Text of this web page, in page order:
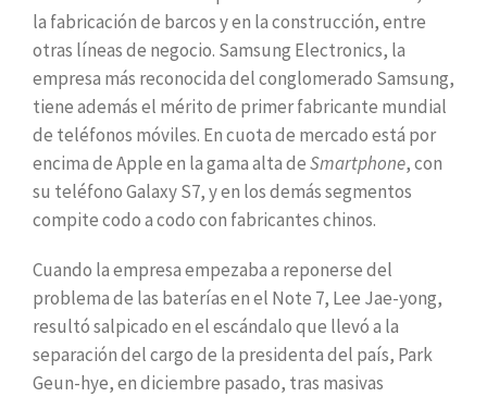
la fabricación de barcos y en la construcción, entre
otras líneas de negocio. Samsung Electronics, la
empresa más reconocida del conglomerado Samsung,
tiene además el mérito de primer fabricante mundial
de teléfonos móviles. En cuota de mercado está por
encima de Apple en la gama alta deSmartphone, con
su teléfono Galaxy S7, y en los demás segmentos
compite codo a codo con fabricantes chinos.
Cuando la empresa empezaba a reponerse del
problema de las baterías en el Note 7, Lee Jae-yong,
resultó salpicado en el escándalo que llevó a la
separación del cargo de la presidenta del país, Park
Geun-hye, en diciembre pasado, tras masivas